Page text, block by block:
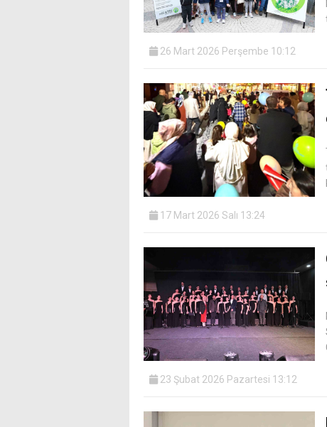
26 Mart 2026 Perşembe 10:12
17 Mart 2026 Salı 13:24
23 Şubat 2026 Pazartesi 13:12